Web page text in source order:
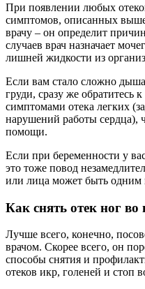
При появлении любых
симптомов, описанных
врачу – он определит
случаев врач назначает
лишней жидкости из
Если вам стало сложно
груди, сразу же обратитесь
симптомами отека легких
нарушений работы сердца),
помощи.
Если при беременности у
это тоже повод
или лица может быть одним
Как снять отек ног во
Лучше всего, конечно,
врачом. Скорее всего, он
способы снятия и
отеков икр, голеней и стоп